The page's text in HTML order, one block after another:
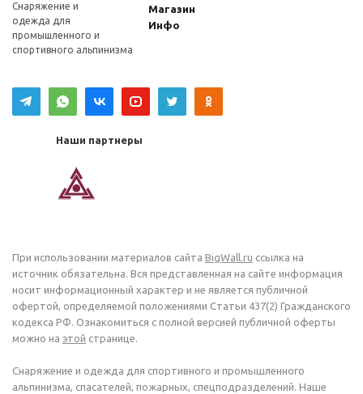
Снаряжение и
одежда для
промышленного и
спортивного альпинизма
Магазин
Инфо
Наши партнеры
При использовании материалов сайта BigWall.ru ссылка на
источник обязательна. Вся представленная на сайте информация
носит информационный характер и не является публичной
офертой, определяемой положениями Статьи 437(2) Гражданского
кодекса РФ. Ознакомиться с полной версией публичной оферты
можно на этой странице.
Снаряжение и одежда для спортивного и промышленного
альпинизма, спасателей, пожарных, спецподразделений. Наше